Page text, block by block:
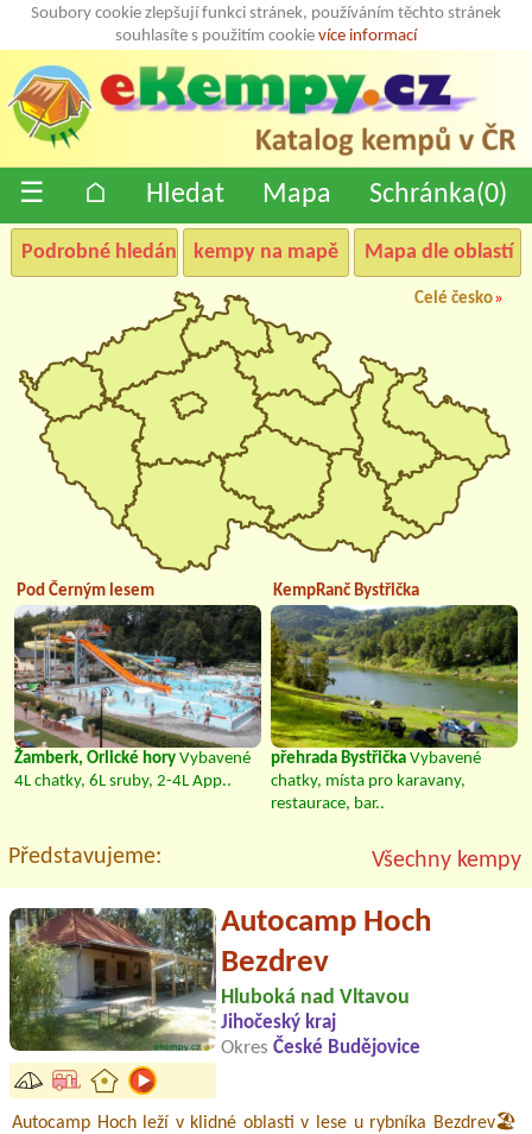
Soubory cookie zlepšují funkci stránek, používáním těchto stránek
souhlasíte s použitím cookie více informací
☰ ⌂ Hledat Mapa Schránka(0)
Podrobné hledání kempy na mapě Mapa dle oblastí
Celé česko»
Pod Černým lesem
Žamberk, Orlické hory Vybavené
4L chatky, 6L sruby, 2-4L App..
KempRanč Bystřička
přehrada Bystřička Vybavené
chatky, místa pro karavany,
restaurace, bar..
Představujeme: Všechny kempy
Autocamp Hoch
Bezdrev
Hluboká nad Vltavou
Jihočeský kraj
Okres České Budějovice
Autocamp Hoch leží v klidné oblasti v lese u rybníka Bezdrev🏖️